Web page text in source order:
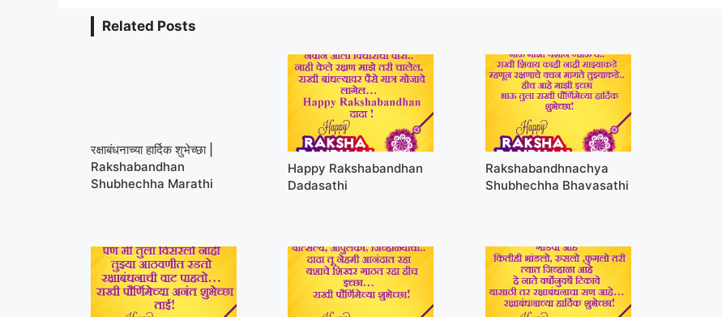
Related Posts
रक्षाबंधनाच्या हार्दिक शुभेच्छा |
Rakshabandhan
Shubhechha Marathi
Happy Rakshabandhan
Dadasathi
Rakshabandhnachya
Shubhechha Bhavasathi